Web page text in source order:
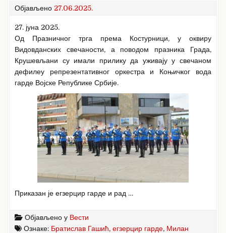
Објављено 27.06.2025.
27. јуна 2025.
Од Празничног трга према Костурници, у оквиру
Видовданских свечаности, а поводом празника Града,
Крушевљани су имали прилику да уживају у свечаном
дефилеу репрезентативног оркестра и Коњичког вода
гарде Војске Републике Србије.
Приказан је егзерцир гарде и рад …
Објављено у Вести
Ознаке: Братислав Гашић, егзерцир гарде, Милан